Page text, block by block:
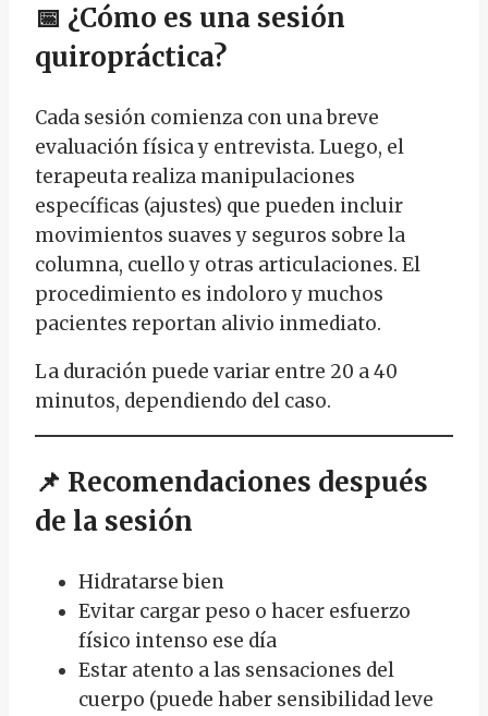
📅 ¿Cómo es una sesión
quiropráctica?
Cada sesión comienza con una breve
evaluación física y entrevista. Luego, el
terapeuta realiza manipulaciones
específicas (ajustes) que pueden incluir
movimientos suaves y seguros sobre la
columna, cuello y otras articulaciones. El
procedimiento es indoloro y muchos
pacientes reportan alivio inmediato.
La duración puede variar entre 20 a 40
minutos, dependiendo del caso.
📌 Recomendaciones después
de la sesión
Hidratarse bien
Evitar cargar peso o hacer esfuerzo
físico intenso ese día
Estar atento a las sensaciones del
cuerpo (puede haber sensibilidad leve